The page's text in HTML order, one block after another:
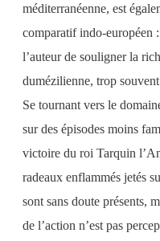
méditerranéenne, est
comparatif indo-européen
l’auteur de souligner la
dumézilienne, trop
Se tournant vers le
sur des épisodes moins
victoire du roi Tarquin
radeaux enflammés jetés
sont sans doute présents,
de l’action n’est pas